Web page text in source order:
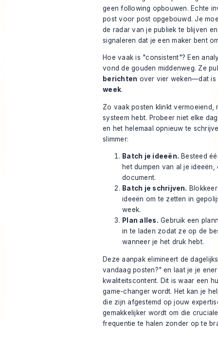
geen following opbouwen. Echte
post voor post opgebouwd. Je
de radar van je publiek te blijven
signaleren dat je een maker bent
Hoe vaak is "consistent"? Een
vond de gouden middenweg. Ze
berichten over vier weken—dat
week.
Zo vaak posten klinkt vermoeiend,
systeem hebt. Probeer niet elke
en het helemaal opnieuw te
slimmer:
Batch je ideeën. Besteed
het dumpen van al je
document.
Batch je schrijven.
ideeën om te zetten in
week.
Plan alles. Gebruik een
in te laden zodat ze op de
wanneer je het druk hebt.
Deze aanpak elimineert de
vandaag posten?" en laat je je
kwaliteitscontent. Dit is waar een
game-changer wordt. Het kan je
die zijn afgestemd op jouw
gemakkelijker wordt om die
frequentie te halen zonder op te